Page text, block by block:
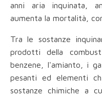
anni aria inquinata,
aumenta la mortalità,
Tra le sostanze
prodotti della
benzene, l'amianto, i
pesanti ed elementi
sostanze chimiche a